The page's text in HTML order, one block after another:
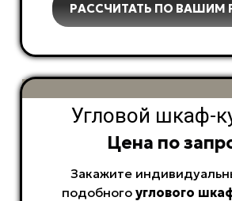
РАССЧИТАТЬ ПО ВАШИМ
Угловой шкаф-
Цена по
Закажите
подобного углового